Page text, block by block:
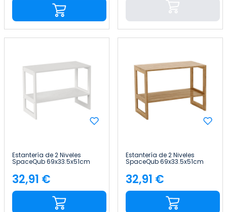
Estantería de 2 Niveles
SpaceQub 69x33.5x51cm
7house
Precio
32,91 €
Estantería de 2 Niveles
SpaceQub 69x33.5x51cm
7house
Precio
32,91 €